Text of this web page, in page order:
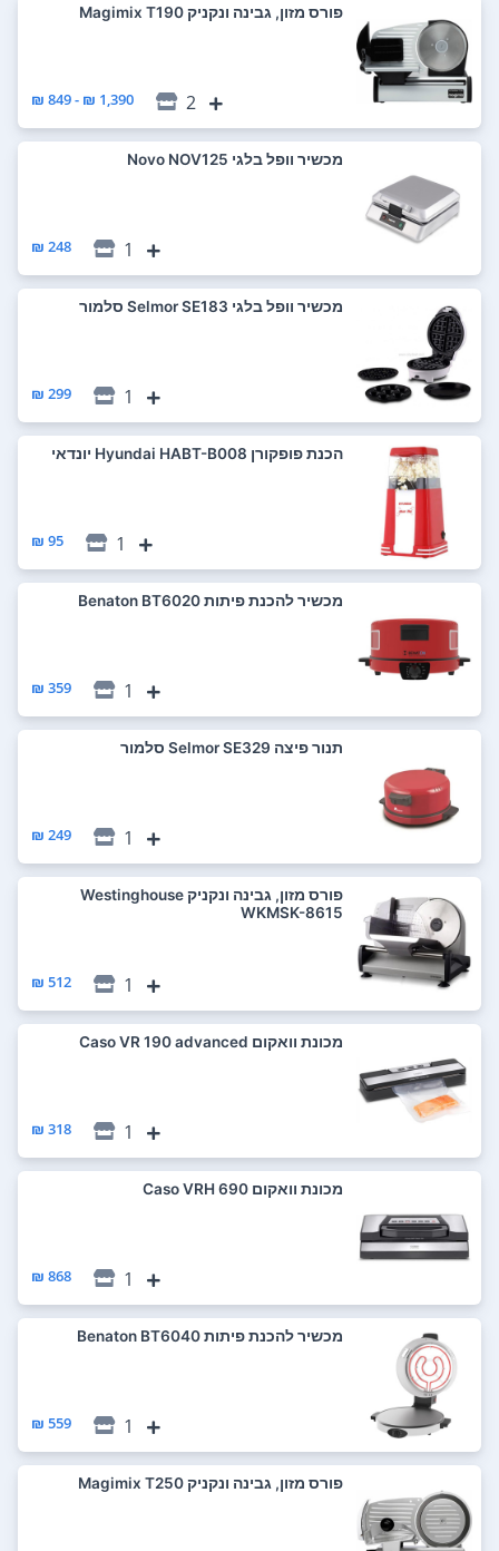
‏פורס מזון, גבינה ונקניק Magimix T190
2
1,390 ₪ - 849 ₪
‏מכשיר וופל בלגי Novo NOV125
1
248 ₪
‏מכשיר וופל בלגי Selmor SE183 סלמור
1
299 ₪
‏הכנת פופקורן Hyundai HABT-B008 יונדאי
1
95 ₪
‏מכשיר להכנת פיתות Benaton BT6020
1
359 ₪
‏תנור פיצה Selmor SE329 סלמור
1
249 ₪
‏פורס מזון, גבינה ונקניק Westinghouse
WKMSK-8615
1
512 ₪
‏מכונת וואקום Caso VR 190 advanced
1
318 ₪
‏מכונת וואקום Caso VRH 690
1
868 ₪
‏מכשיר להכנת פיתות Benaton BT6040
1
559 ₪
‏פורס מזון, גבינה ונקניק Magimix T250